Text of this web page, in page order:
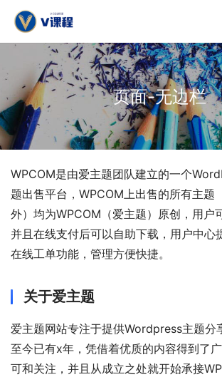
页面-无边栏
WPCOM是由爱主题团队建立的一个
题出售平台，WPCOM上出售的所有主题
外）均为WPCOM（爱主题）原创，用户
并且在线支付后可以自助下载，用户中心
在线工单功能，管理方便快捷。
关于爱主题
爱主题网站专注于提供Wordpress主题分
至今已有x年，凭借着优质的内容得到了
可和关注，并且从成立之处就开始承接WP